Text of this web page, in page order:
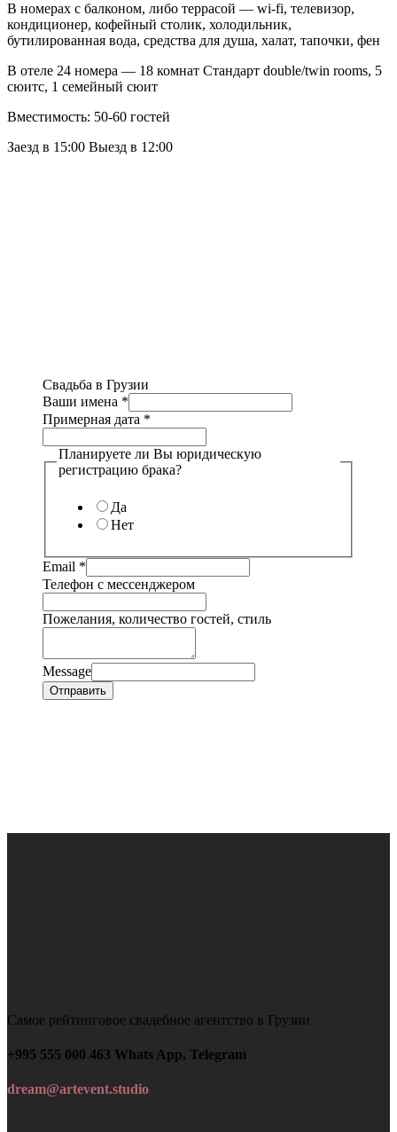
В номерах с балконом, либо террасой — wi-fi, телевизор,
кондиционер, кофейный столик, холодильник,
бутилированная вода, средства для душа, халат, тапочки, фен
В отеле 24 номера — 18 комнат Стандарт double/twin rooms, 5
сюитс, 1 семейный сюит
Вместимость: 50-60 гостей
Заезд в 15:00 Выезд в 12:00
Свадьба в Грузии
Ваши имена *
Примерная дата *
Планируете ли Вы юридическую
регистрацию брака?
Да
Нет
Email *
Телефон с мессенджером
Пожелания, количество гостей, стиль
Message
Отправить
Самое рейтинговое свадебное агентство в Грузии
+995 555 000 463 Whats App, Telegram
dream@artevent.studio